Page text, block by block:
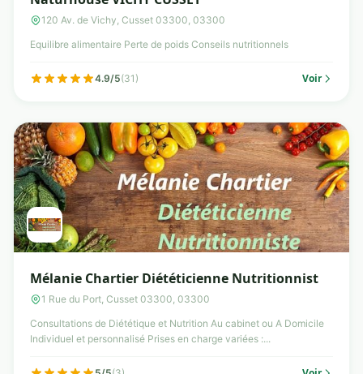
120 Av. de Vichy, Cusset 03300, 03300
Equilibre alimentaire Perte de poids Conseils nutritionnels
4.9/5(31) Voir
Mélanie Chartier Diététicienne Nutritionnist
1 Rue du Port, Cusset 03300, 03300
Consultations de Diététique et Nutrition Au cabinet ou A Domicile
Individuel et personnalisé Prises en charge variées :...